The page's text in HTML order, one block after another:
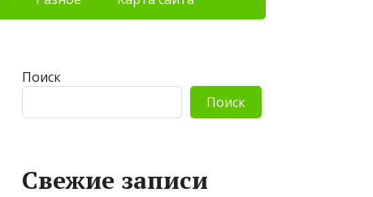
Поиск
Поиск
Свежие записи